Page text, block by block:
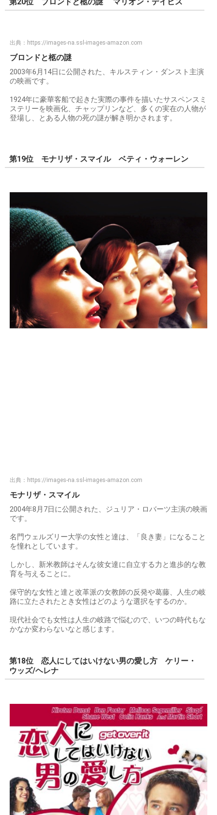
出典： https://images-na.ssl-images-amazon.com
ブロンドと柩の謎
2003年6月14日に公開された、キルスティン・ダンスト主演
の映画です。
1924年に豪華客船で起きた実際の事件を描いたサスペンスミ
ステリーを映画化、チャップリンなど、多くの実在の人物が
登場し、とある人物の死の謎が解き明かされます。
第19位 モナリザ・スマイル ベティ・ウォーレン
出典： https://images-na.ssl-images-amazon.com
モナリザ・スマイル
2004年8月7日に公開された、ジュリア・ロバーツ主演の映画
です。
名門ウェルズリー大学の女性と達は、「良き妻」になること
を憧れとしています。
しかし、新米教師はそんな彼女達に自立する力と進歩的な教
育を与えることに。
保守的な女性と達と改革派の女教師の反発や葛藤、人生の岐
路に立たされたとき女性はどのような選択をするのか。
現代社会でも女性は人生の岐路で悩むので、いつの時代もな
かなか変わらないなと感じます。
第18位 恋人にしてはいけない男の愛し方 ケリー・
ウッズ/ヘレナ